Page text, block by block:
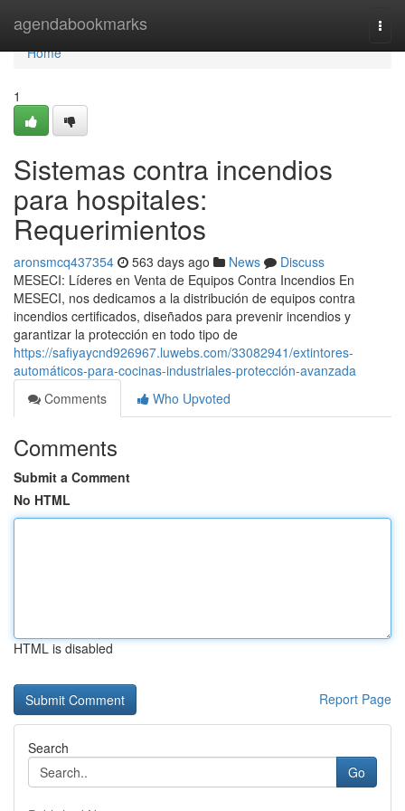
agendabookmarks
Home
Home
1
Sistemas contra incendios
para hospitales:
Requerimientos
aronsmcq437354 563 days ago News
Discuss
MESECI: Líderes en Venta de Equipos Contra Incendios En
MESECI, nos dedicamos a la distribución de equipos contra
incendios certificados, diseñados para prevenir incendios y
garantizar la protección en todo tipo de
https://safiyaycnd926967.luwebs.com/33082941/extintores-
automáticos-para-cocinas-industriales-protección-avanzada
Comments
Who Upvoted
Comments
Submit a Comment
No HTML
HTML is disabled
Report Page
Search
Go